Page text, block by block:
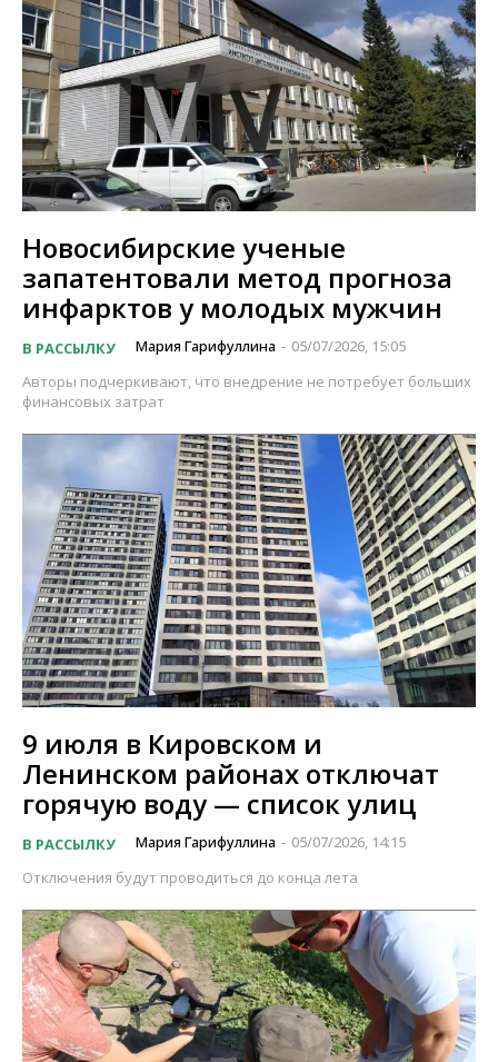
Новосибирские ученые
запатентовали метод прогноза
инфарктов у молодых мужчин
В РАССЫЛКУ Мария Гарифуллина - 05/07/2026, 15:05
Авторы подчеркивают, что внедрение не потребует больших
финансовых затрат
9 июля в Кировском и
Ленинском районах отключат
горячую воду — список улиц
В РАССЫЛКУ Мария Гарифуллина - 05/07/2026, 14:15
Отключения будут проводиться до конца лета